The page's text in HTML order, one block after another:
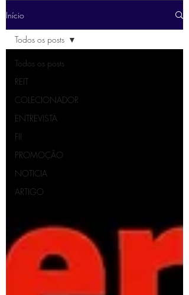
Início
Todos os posts
REIT
COLECIONADOR
ENTREVISTA
FII
PROMOÇÃO
NOTICIA
ARTIGO
Todos os posts